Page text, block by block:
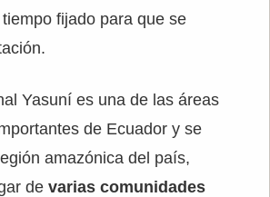
fijado para que se
Yasuní es una de las áreas
de Ecuador y se
amazónica del país,
de varias comunidades